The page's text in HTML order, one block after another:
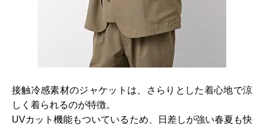
接触冷感素材のジャケットは、さらりとした着心地で涼
しく着られるのが特徴。
UVカット機能もついているため、日差しが強い春夏も快